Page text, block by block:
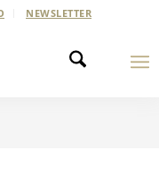
NEWSLETTER